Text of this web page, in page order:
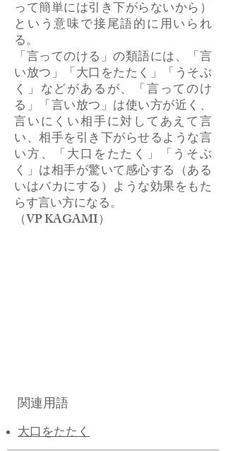
って簡単には引き下がらないから）
という意味で接尾語的に用いられ
る。
「言ってのける」の類語には、「言
い放つ」「大口をたたく」「うそぶ
く」などがあるが、「言ってのけ
る」「言い放つ」は使い方が近く、
言いにくい相手に対してあえて言
い、相手を引き下がらせるような言
い方、「大口をたたく」「うそぶ
く」は相手が驚いて感心する（ある
いはバカにする）ような効果をもた
らす言い方になる。
​（VP KAGAMI）
関連用語
大口をたたく